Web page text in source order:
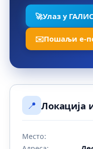
🚀Улаз у
✉️Пошаљи е-
📍 Локација
Место: